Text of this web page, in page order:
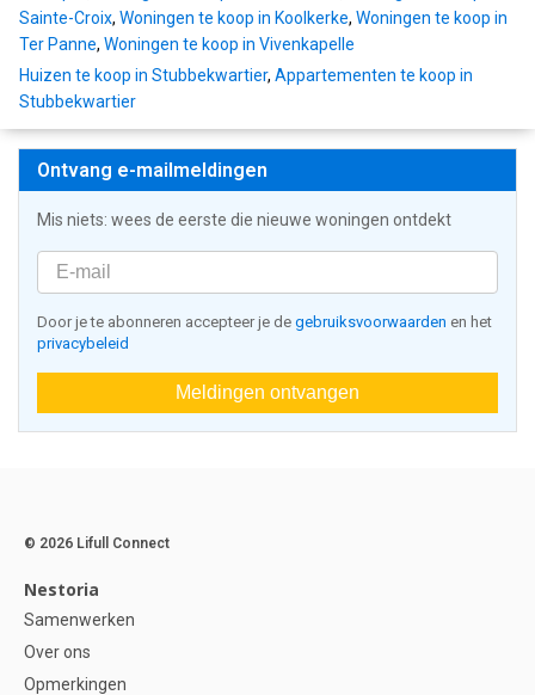
Sainte-Croix, Woningen te koop in Koolkerke, Woningen te koop in
Ter Panne, Woningen te koop in Vivenkapelle
Huizen te koop in Stubbekwartier, Appartementen te koop in
Stubbekwartier
Ontvang e-mailmeldingen
Mis niets: wees de eerste die nieuwe woningen ontdekt
Door je te abonneren accepteer je de gebruiksvoorwaarden en het
privacybeleid
Meldingen ontvangen
© 2026 Lifull Connect
Nestoria
Samenwerken
Over ons
Opmerkingen